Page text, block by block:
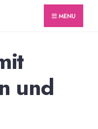
MENU
und